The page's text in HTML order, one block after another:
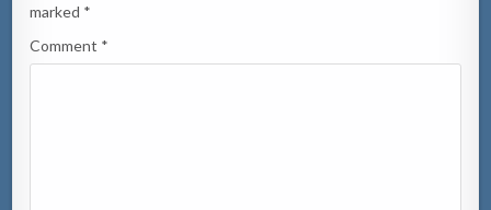
marked *
Comment *